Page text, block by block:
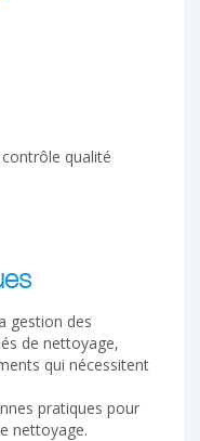
qualité
gestion des
de nettoyage,
qui nécessitent
pratiques pour
nettoyage.